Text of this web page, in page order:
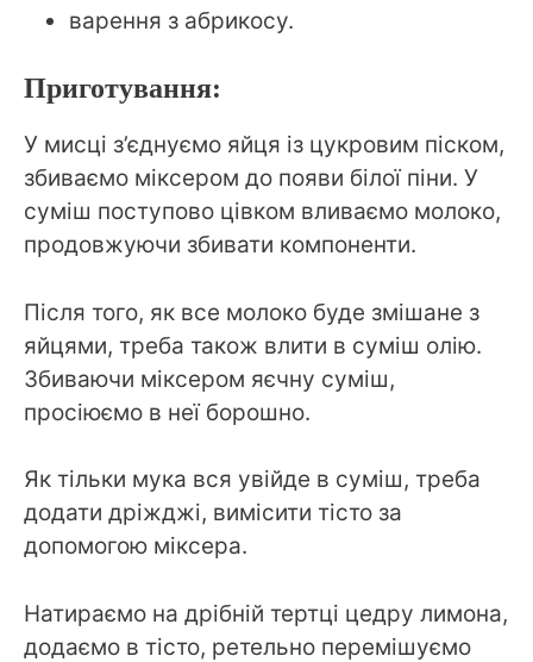
варення з абрикосу.
Приготування:
У мисці з’єднуємо яйця із цукровим піском,
збиваємо міксером до появи білої піни. У
суміш поступово цівком вливаємо молоко,
продовжуючи збивати компоненти.
Після того, як все молоко буде змішане з
яйцями, треба також влити в суміш олію.
Збиваючи міксером яєчну суміш,
просіюємо в неї борошно.
Як тільки мука вся увійде в суміш, треба
додати дріжджі, вимісити тісто за
допомогою міксера.
Натираємо на дрібній тертці цедру лимона,
додаємо в тісто, ретельно перемішуємо